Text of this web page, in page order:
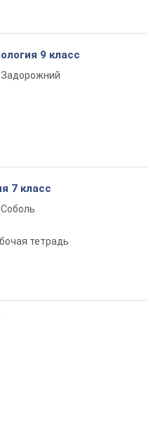
9 класс
7 класс
Соболь
тетрадь